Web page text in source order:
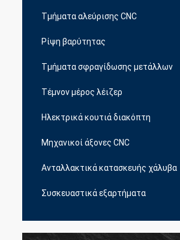
Τμήματα αλεύρισης CNC
Ρίψη βαρύτητας
Τμήματα σφραγίδωσης μετάλλων
Τέμνον μέρος λέιζερ
Ηλεκτρικά κουτιά διακόπτη
Μηχανικοί άξονες CNC
Ανταλλακτικά κατασκευής χάλυβα
Συσκευαστικά εξαρτήματα